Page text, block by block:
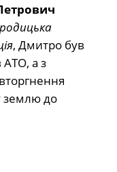
, Дмитро був
АТО, а з
землю до